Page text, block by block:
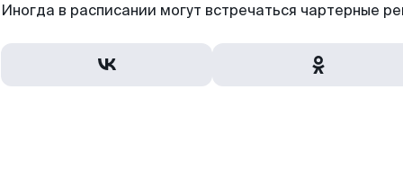
Иногда в расписании могут встречаться чартерные